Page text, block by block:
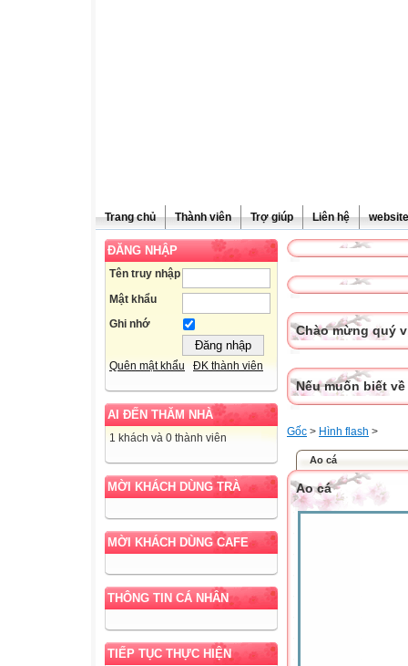
Trang chủ Thành viên Trợ giúp Liên hệ
ĐĂNG NHẬP
Tên truy nhập
Mật khẩu
Ghi nhớ
Quên mật khẩu ĐK thành viên
AI ĐẾN THĂM NHÀ
1 khách và 0 thành viên
MỜI KHÁCH DÙNG TRÀ
MỜI KHÁCH DÙNG CAFE
THÔNG TIN CÁ NHÂN
TIẾP TỤC THỰC HIỆN
Chào mừng quý
Nếu muốn biết
Gốc > Hình flash >
Ao cá
Ao cá